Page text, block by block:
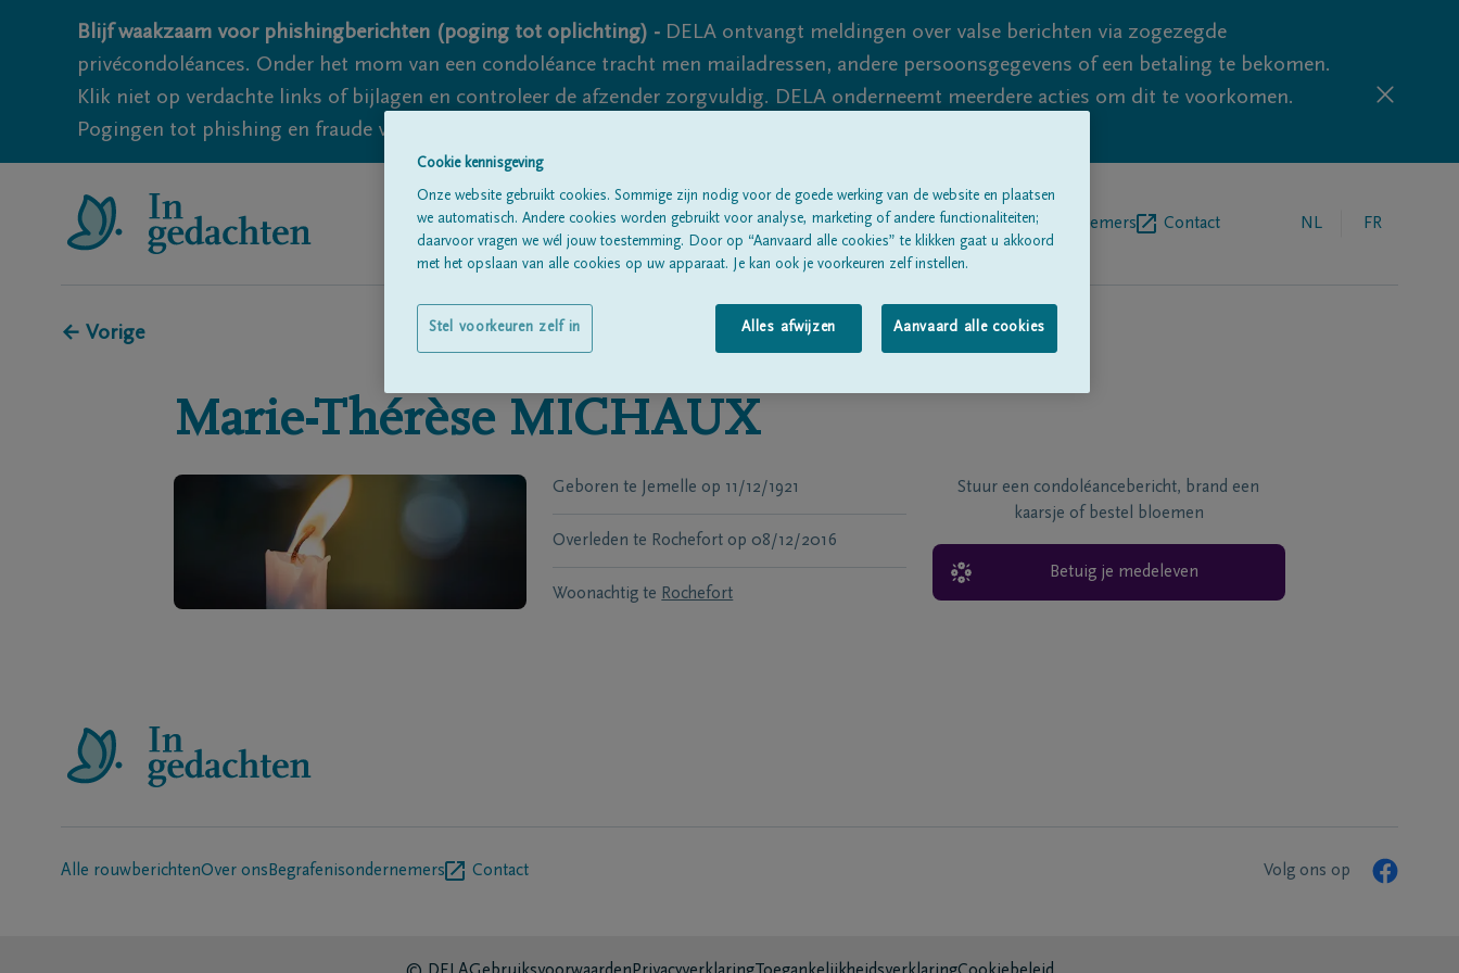
Blijf waakzaam voor phishingberichten (poging tot oplichting) - DELA ontvangt meldingen over valse berichten via zogezegde
privécondoléances. Onder het mom van een condoléance tracht men mailadressen, andere persoonsgegevens of een betaling te bekomen.
Klik niet op verdachte links of bijlagen en controleer de afzender zorgvuldig. DELA onderneemt meerdere acties om dit te voorkomen.
Pogingen tot phishing en fraude vallen echter nooit volledig uit te sluiten, dus blijf waakzaam.
Alle rouwberichten Over onsBegrafenisondernemers Contact NL FR
← Vorige
Marie-Thérèse MICHAUX
Geboren te Jemelle op 11/12/1921
Overleden te Rochefort op 08/12/2016
Woonachtig te Rochefort
Stuur een condoléancebericht, brand een
kaarsje of bestel bloemen
Betuig je medeleven
Alle rouwberichtenOver ons Begrafenisondernemers Contact Volg ons op
Cookie kennisgeving
Onze website gebruikt cookies. Sommige zijn nodig voor de goede werking van de website en plaatsen
we automatisch. Andere cookies worden gebruikt voor analyse, marketing of andere functionaliteiten;
daarvoor vragen we wél jouw toestemming. Door op “Aanvaard alle cookies” te klikken gaat u akkoord
met het opslaan van alle cookies op uw apparaat. Je kan ook je voorkeuren zelf instellen.
Alles afwijzen Aanvaard alle cookies
Stel voorkeuren zelf in